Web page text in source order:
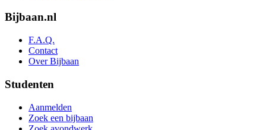
Bijbaan.nl
F.A.Q.
Contact
Over Bijbaan
Studenten
Aanmelden
Zoek een bijbaan